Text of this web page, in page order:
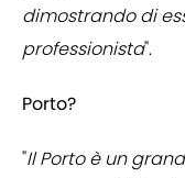
dimostrando di
professionista".
Porto?
"Il Porto è un